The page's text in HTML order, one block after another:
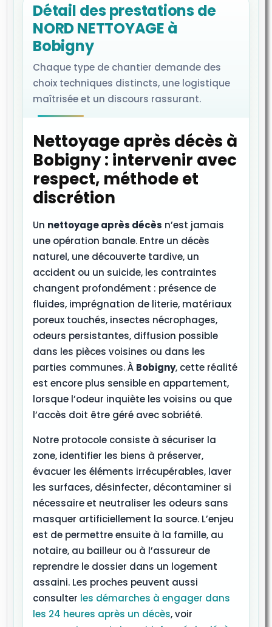
Détail des prestations de
NORD NETTOYAGE à
Bobigny
Chaque type de chantier demande des
choix techniques distincts, une logistique
maîtrisée et un discours rassurant.
Nettoyage après décès à
Bobigny : intervenir avec
respect, méthode et
discrétion
Un nettoyage après décès n’est jamais
une opération banale. Entre un décès
naturel, une découverte tardive, un
accident ou un suicide, les contraintes
changent profondément : présence de
fluides, imprégnation de literie, matériaux
poreux touchés, insectes nécrophages,
odeurs persistantes, diffusion possible
dans les pièces voisines ou dans les
parties communes. À Bobigny, cette réalité
est encore plus sensible en appartement,
lorsque l’odeur inquiète les voisins ou que
l’accès doit être géré avec sobriété.
Notre protocole consiste à sécuriser la
zone, identifier les biens à préserver,
évacuer les éléments irrécupérables, laver
les surfaces, désinfecter, décontaminer si
nécessaire et neutraliser les odeurs sans
masquer artificiellement la source. L’enjeu
est de permettre ensuite à la famille, au
notaire, au bailleur ou à l’assureur de
reprendre le dossier dans un logement
assaini. Les proches peuvent aussi
consulter les démarches à engager dans
les 24 heures après un décès, voir